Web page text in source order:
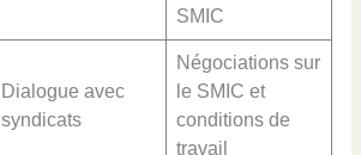
SMIC
Dialogue avec
syndicats
Négociations sur
le SMIC et
conditions de
travail